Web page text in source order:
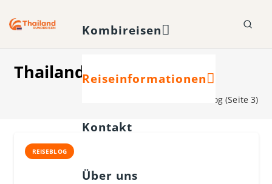
Kombireisen
Reiseinformationen
Kontakt
Über uns
Thailand Reiseblog
Thailand Reiseblog (Seite 3)
REISEBLOG